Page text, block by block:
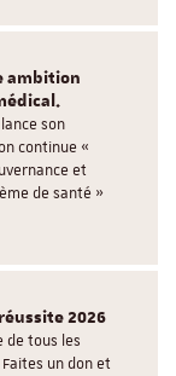
ambition
son
continue «
et
de santé »
2026
de tous les
un don et